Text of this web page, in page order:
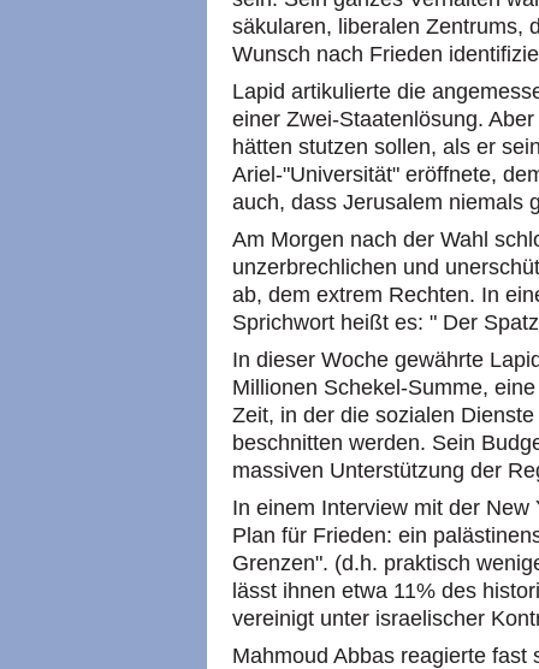
säkularen, liberalen Zentrums,
Wunsch nach Frieden
Lapid artikulierte die
einer Zwei-Staatenlösung.
hätten stutzen sollen, als er
Ariel-"Universität" eröffnete,
auch, dass Jerusalem niemals
Am Morgen nach der Wahl
unzerbrechlichen und
ab, dem extrem Rechten. In
Sprichwort heißt es: " Der
In dieser Woche gewährte
Millionen Schekel-Summe,
Zeit, in der die sozialen
beschnitten werden. Sein
massiven Unterstützung der
In einem Interview mit der
Plan für Frieden: ein
Grenzen". (d.h. praktisch
lässt ihnen etwa 11% des
vereinigt unter israelischer
Mahmoud Abbas reagierte fast